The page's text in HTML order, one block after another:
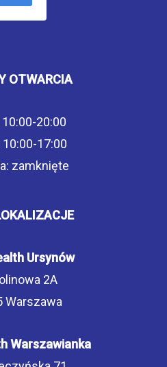
OTWARCIA
20:00
17:00
zamknięte
Ursynów
2A
Warszawa
Warszawianka